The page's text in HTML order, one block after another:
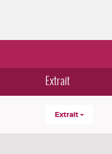
Extrait
Extrait